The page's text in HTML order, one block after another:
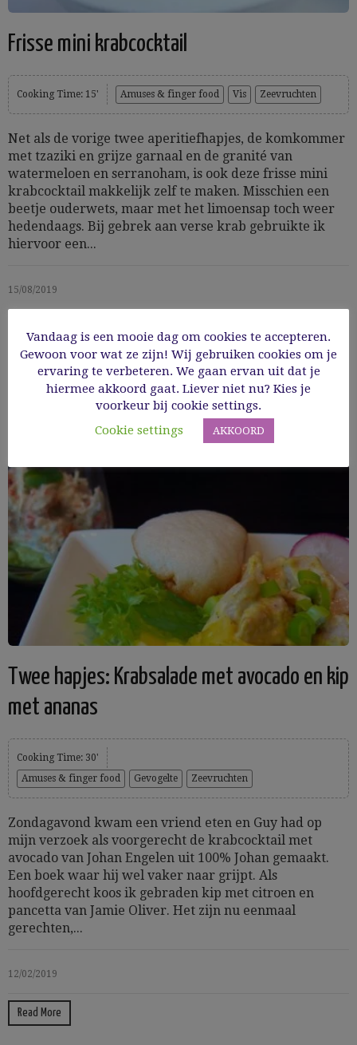
Frisse mini krabcocktail
Cooking Time: 15' Amuses & finger food Vis Zeevruchten
Net als de vorige twee aperitiefhapjes, de komkommer
met tzaziki en grijze garnaal en de granité van
watermeloen en serranoham, is ook deze frisse mini
krabcocktail makkelijk zelf te maken. Misschien een
beetje ouderwets, maar met het limoensap toch weer
hedendaags. Bij gebrek aan verse krab gebruikte ik
hiervoor een...
15/08/2019
Twee hapjes: Krabsalade met avocado en kip
met ananas
Cooking Time: 30'
Amuses & finger food
Gevogelte Zeevruchten
Zondagavond kwam een vriend eten en Guy had op
mijn verzoek als voorgerecht de krabcocktail met
avocado van Johan Engelen uit 100% Johan gemaakt.
Een boek waar hij wel vaker naar grijpt. Als
hoofdgerecht koos ik gebraden kip met citroen en
pancetta van Jamie Oliver. Het zijn nu eenmaal
gerechten,...
12/02/2019
Read More
Vandaag is een mooie dag om cookies te accepteren.
Gewoon voor wat ze zijn! Wij gebruiken cookies om je
ervaring te verbeteren. We gaan ervan uit dat je
hiermee akkoord gaat. Liever niet nu? Kies je
voorkeur bij cookie settings.
Cookie settings
AKKOORD